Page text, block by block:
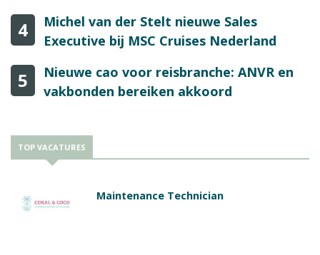
4
Michel van der Stelt nieuwe Sales
Executive bij MSC Cruises Nederland
5
Nieuwe cao voor reisbranche: ANVR en
vakbonden bereiken akkoord
TOP VACATURES
Maintenance Technician